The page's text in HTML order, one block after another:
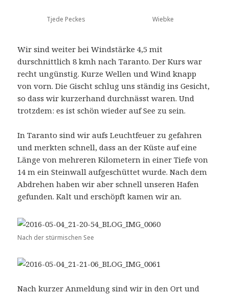
Tjede Peckes Wiebke
Wir sind weiter bei Windstärke 4,5 mit
durschnittlich 8 kmh nach Taranto. Der Kurs war
recht ungünstig. Kurze Wellen und Wind knapp
von vorn. Die Gischt schlug uns ständig ins Gesicht,
so dass wir kurzerhand durchnässt waren. Und
trotzdem: es ist schön wieder auf See zu sein.
In Taranto sind wir aufs Leuchtfeuer zu gefahren
und merkten schnell, dass an der Küste auf eine
Länge von mehreren Kilometern in einer Tiefe von
14 m ein Steinwall aufgeschüttet wurde. Nach dem
Abdrehen haben wir aber schnell unseren Hafen
gefunden. Kalt und erschöpft kamen wir an.
Nach der stürmischen See
Nach kurzer Anmeldung sind wir in den Ort und